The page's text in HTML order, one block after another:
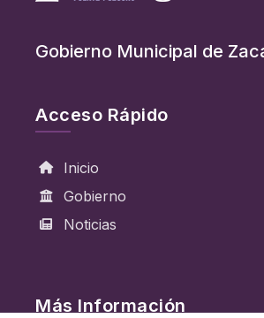
Gobierno Municipal de
Acceso Rápido
Inicio
Gobierno
Noticias
Más Información